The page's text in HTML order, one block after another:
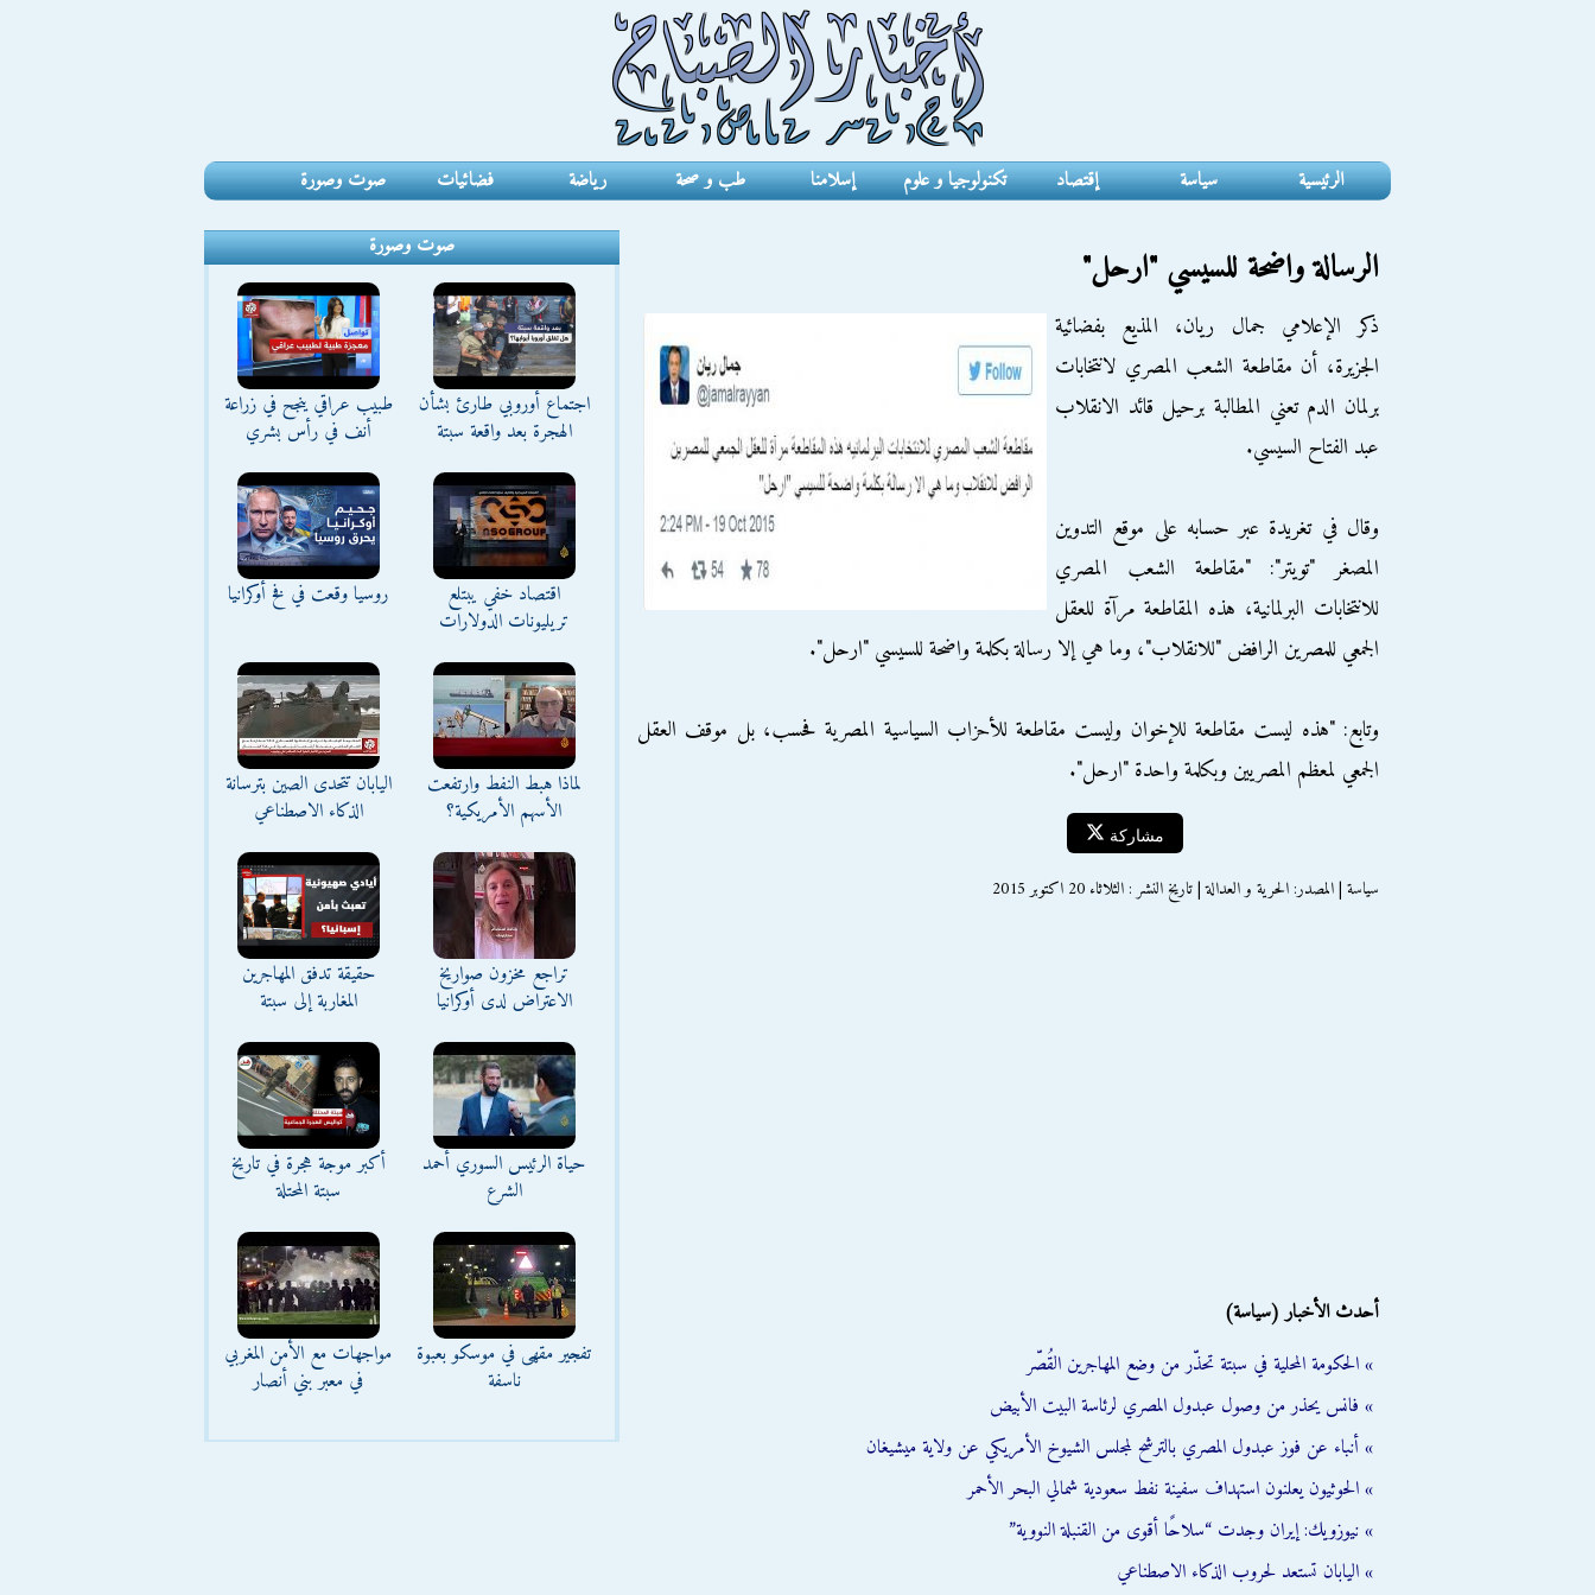
الرئيسية سياسة إقتصاد تكنولوجيا و علوم إسلامنا طب و صحة رياضة فضائيات صوت وصورة
الرسالة واضحة للسيسي "ارحل"
ذكر الإعلامي جمال ريان، المذيع بفضائية
الجزيرة، أن مقاطعة الشعب المصري لانتخابات
برلمان الدم تعني المطالبة برحيل قائد الانقلاب
عبد الفتاح السيسي.
وقال في تغريدة عبر حسابه على موقع التدوين
المصغر "تويتر": "مقاطعة الشعب المصري
للانتخابات البرلمانية، هذه المقاطعة مرآة للعقل
الجمعي للمصرين الرافض "للانقلاب"، وما هي إلا رسالة بكلمة واضحة للسيسي "ارحل".
وتابع: "هذه ليست مقاطعة للإخوان وليست مقاطعة للأحزاب السياسية المصرية فحسب، بل موقف العقل
الجمعي لمعظم المصريين وبكلمة واحدة "ارحل".
مشاركة
سياسة | المصدر: الحرية و العدالة | تاريخ النشر : الثلاثاء 20 اكتوبر 2015
أحدث الأخبار (سياسة)
» الحكومة المحلية في سبتة تحذّر من وضع المهاجرين القُصّر
» فانس يحذر من وصول عبدول المصري لرئاسة البيت الأبيض
» أنباء عن فوز عبدول المصري بالترشح لمجلس الشيوخ الأمريكي عن ولاية ميشيغان
» الحوثيون يعلنون استهداف سفينة نفط سعودية شمالي البحر الأحمر
» نيوزويك: إيران وجدت “سلاحًا أقوى من القنبلة النووية”
» اليابان تستعد لحروب الذكاء الاصطناعي
صوت وصورة
اجتماع أوروبي طارئ بشأن
الهجرة بعد واقعة سبتة
طبيب عراقي ينجح في زراعة
أنف في رأس بشري
اقتصاد خفي يبتلع
تريليونات الدولارات
روسيا وقعت في فخ أوكرانيا
لماذا هبط النفط وارتفعت
الأسهم الأمريكية؟
اليابان تتحدى الصين بترسانة
الذكاء الاصطناعي
تراجع مخزون صواريخ
الاعتراض لدى أوكرانيا
حقيقة تدفق المهاجرين
المغاربة إلى سبتة
حياة الرئيس السوري أحمد
الشرع
أكبر موجة هجرة في تاريخ
سبتة المحتلة
تفجير مقهى في موسكو بعبوة
ناسفة
مواجهات مع الأمن المغربي
في معبر بني أنصار